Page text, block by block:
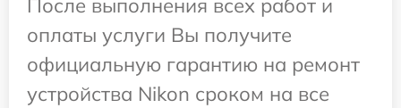
После выполнения всех работ и
оплаты услуги Вы получите
официальную гарантию на ремонт
устройства Nikon сроком на все